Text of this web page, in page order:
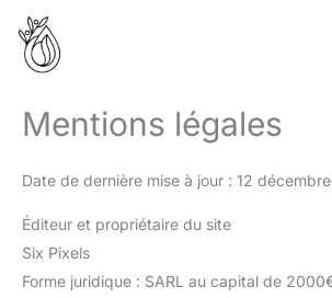
Aller
contenu
Mentions légales
Date de dernière mise à jour : 12
Éditeur et propriétaire du site
Six Pixels
Forme juridique : SARL au capital de